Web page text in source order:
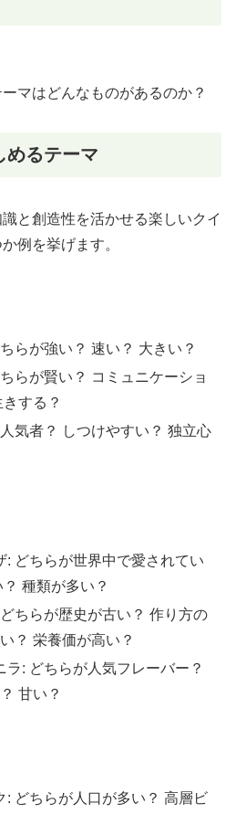
マはどんなものがあるのか？
めるテーマ
と創造性を活かせる楽しいクイ
例を挙げます。
らが強い？ 速い？ 大きい？
らが賢い？ コミュニケーショ
する？
気者？ しつけやすい？ 独立心
: どちらが世界中で愛されてい
種類が多い？
ちらが歴史が古い？ 作り方の
？ 栄養価が高い？
ラ: どちらが人気フレーバー？
甘い？
: どちらが人口が多い？ 高層ビ